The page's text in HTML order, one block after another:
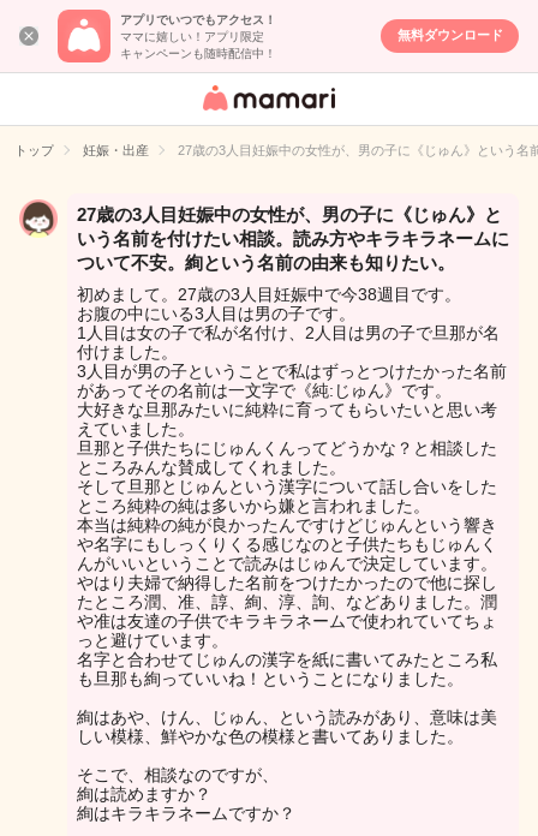
アプリでいつでもアクセス！
ママに嬉しい！アプリ限定
キャンペーンも随時配信中！
無料ダウンロード
女性専用匿名QA
イト
トップ 妊娠・出産 27歳の3人目妊娠中の女性が、男の子に《じゅん》という
27歳の3人目妊娠中の女性が、男の子に《じゅん》と
いう名前を付けたい相談。読み方やキラキラネームに
ついて不安。絢という名前の由来も知りたい。
初めまして。27歳の3人目妊娠中で今38週目です。
お腹の中にいる3人目は男の子です。
1人目は女の子で私が名付け、2人目は男の子で旦那が名
付けました。
3人目が男の子ということで私はずっとつけたかった名前
があってその名前は一文字で《純:じゅん》です。
大好きな旦那みたいに純粋に育ってもらいたいと思い考
えていました。
旦那と子供たちにじゅんくんってどうかな？と相談した
ところみんな賛成してくれました。
そして旦那とじゅんという漢字について話し合いをした
ところ純粋の純は多いから嫌と言われました。
本当は純粋の純が良かったんですけどじゅんという響き
や名字にもしっくりくる感じなのと子供たちもじゅんく
んがいいということで読みはじゅんで決定しています。
やはり夫婦で納得した名前をつけたかったので他に探し
たところ潤、准、諄、絢、淳、詢、などありました。潤
や准は友達の子供でキラキラネームで使われていてちょ
っと避けています。
名字と合わせてじゅんの漢字を紙に書いてみたところ私
も旦那も絢っていいね！ということになりました。
絢はあや、けん、じゅん、という読みがあり、意味は美
しい模様、鮮やかな色の模様と書いてありました。
そこで、相談なのですが、
絢は読めますか？
絢はキラキラネームですか？